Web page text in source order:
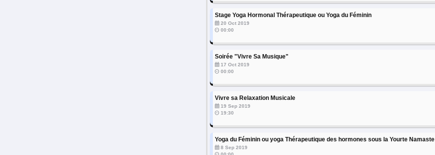
Stage Yoga Hormonal Thérapeutique ou Yoga du Féminin
20 Oct 2019
00:00
Soirée "Vivre Sa Musique"
17 Oct 2019
00:00
Vivre sa Relaxation Musicale
19 Sep 2019
19:30
Yoga du Féminin ou yoga Thérapeutique des hormones sous la Yourte Namaste
8 Sep 2019